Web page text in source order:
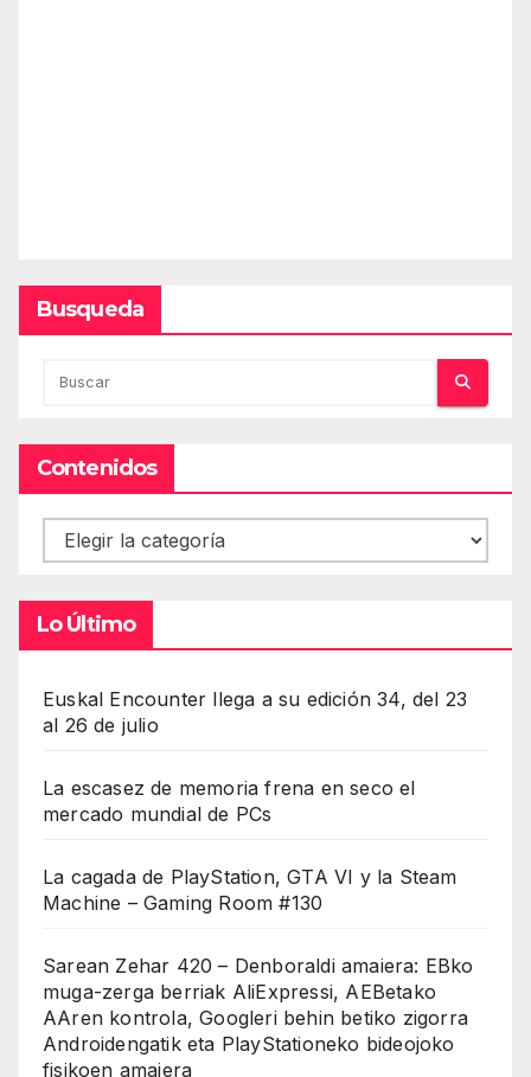
Busqueda
Contenidos
Contenidos
Lo Último
Euskal Encounter llega a su edición 34, del 23
al 26 de julio
La escasez de memoria frena en seco el
mercado mundial de PCs
La cagada de PlayStation, GTA VI y la Steam
Machine – Gaming Room #130
Sarean Zehar 420 – Denboraldi amaiera: EBko
muga-zerga berriak AliExpressi, AEBetako
AAren kontrola, Googleri behin betiko zigorra
Androidengatik eta PlayStationeko bideojoko
fisikoen amaiera